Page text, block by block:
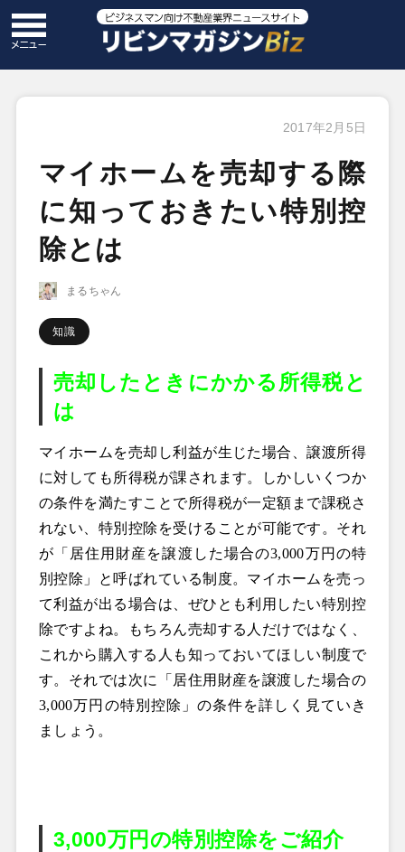
2017年2月5日
マイホームを売却する際
に知っておきたい特別控
除とは
まるちゃん
知識
売却したときにかかる所得税と
は
マイホームを売却し利益が生じた場合、譲渡所得
に対しても所得税が課されます。しかしいくつか
の条件を満たすことで所得税が一定額まで課税さ
れない、特別控除を受けることが可能です。それ
が「居住用財産を譲渡した場合の3,000万円の特
別控除」と呼ばれている制度。マイホームを売っ
て利益が出る場合は、ぜひとも利用したい特別控
除ですよね。もちろん売却する人だけではなく、
これから購入する人も知っておいてほしい制度で
す。それでは次に「居住用財産を譲渡した場合の
3,000万円の特別控除」の条件を詳しく見ていき
ましょう。
3,000万円の特別控除をご紹介